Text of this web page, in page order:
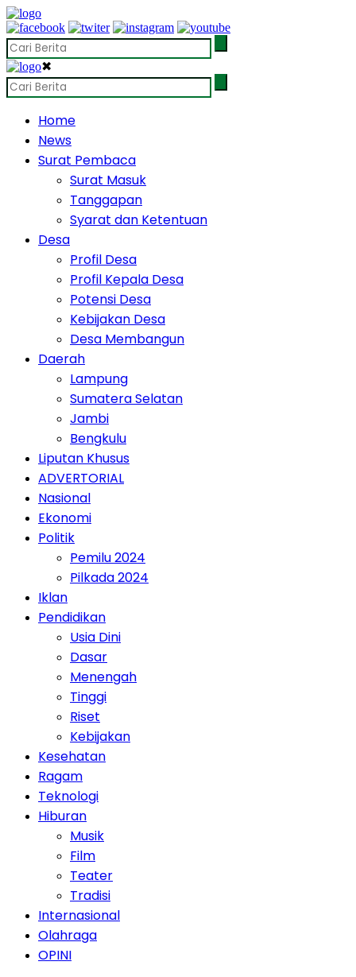
✖
Home
News
Surat Pembaca
Surat Masuk
Tanggapan
Syarat dan Ketentuan
Desa
Profil Desa
Profil Kepala Desa
Potensi Desa
Kebijakan Desa
Desa Membangun
Daerah
Lampung
Sumatera Selatan
Jambi
Bengkulu
Liputan Khusus
ADVERTORIAL
Nasional
Ekonomi
Politik
Pemilu 2024
Pilkada 2024
Iklan
Pendidikan
Usia Dini
Dasar
Menengah
Tinggi
Riset
Kebijakan
Kesehatan
Ragam
Teknologi
Hiburan
Musik
Film
Teater
Tradisi
Internasional
Olahraga
OPINI